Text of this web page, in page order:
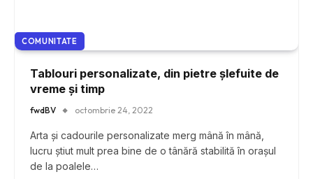
COMUNITATE
Tablouri personalizate, din pietre șlefuite de
vreme și timp
fwdBV octombrie 24, 2022
Arta și cadourile personalizate merg mână în mână,
lucru știut mult prea bine de o tânără stabilită în orașul
de la poalele…